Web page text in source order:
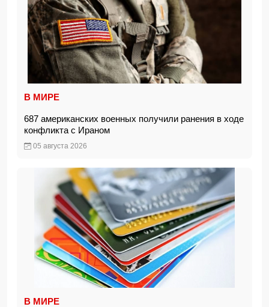
В МИРЕ
687 американских военных получили ранения в ходе
конфликта с Ираном
05 августа 2026
В МИРЕ